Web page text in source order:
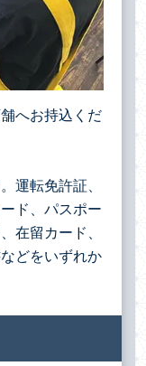
へお持込くだ
運転免許証、
ド、パスポー
在留カード、
どをいずれか